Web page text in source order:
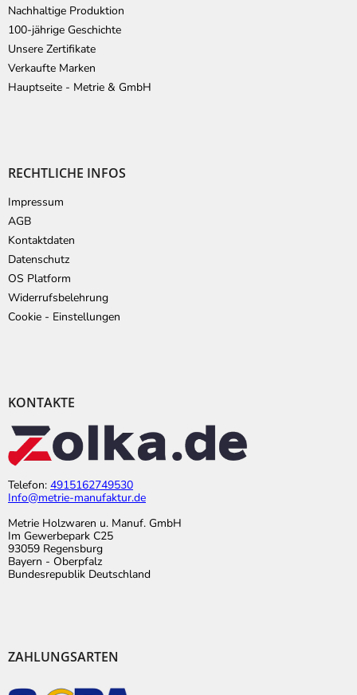
Nachhaltige Produktion
100-jährige Geschichte
Unsere Zertifikate
Verkaufte Marken
Hauptseite - Metrie & GmbH
RECHTLICHE INFOS
Impressum
AGB
Kontaktdaten
Datenschutz
OS Platform
Widerrufsbelehrung
Cookie - Einstellungen
KONTAKTE
Telefon: 4915162749530
Info@metrie-manufaktur.de
Metrie Holzwaren u. Manuf. GmbH
Im Gewerbepark C25
93059 Regensburg
Bayern - Oberpfalz
Bundesrepublik Deutschland
ZAHLUNGSARTEN